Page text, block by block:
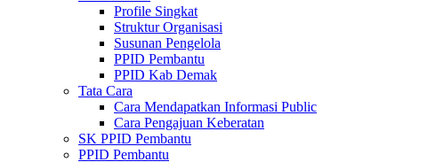
Profile Singkat
Struktur Organisasi
Susunan Pengelola
PPID Pembantu
PPID Kab Demak
Tata Cara
Cara Mendapatkan Informasi Public
Cara Pengajuan Keberatan
SK PPID Pembantu
PPID Pembantu